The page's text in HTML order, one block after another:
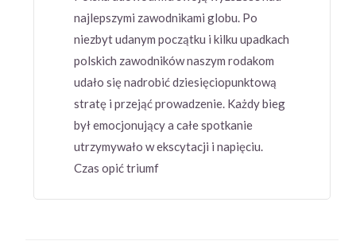
najlepszymi zawodnikami globu. Po
niezbyt udanym początku i kilku upadkach
polskich zawodników naszym rodakom
udało się nadrobić dziesięciopunktową
stratę i przejąć prowadzenie. Każdy bieg
był emocjonujący a całe spotkanie
utrzymywało w ekscytacji i napięciu.
Czas opić triumf